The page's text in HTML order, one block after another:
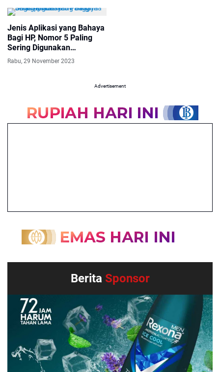
Jenis Aplikasi yang Bahaya
Bagi HP, Nomor 5 Paling
Sering Digunakan
Pengguna Smartphone
Rabu, 29 November 2023
Advertisement
Berita Sponsor